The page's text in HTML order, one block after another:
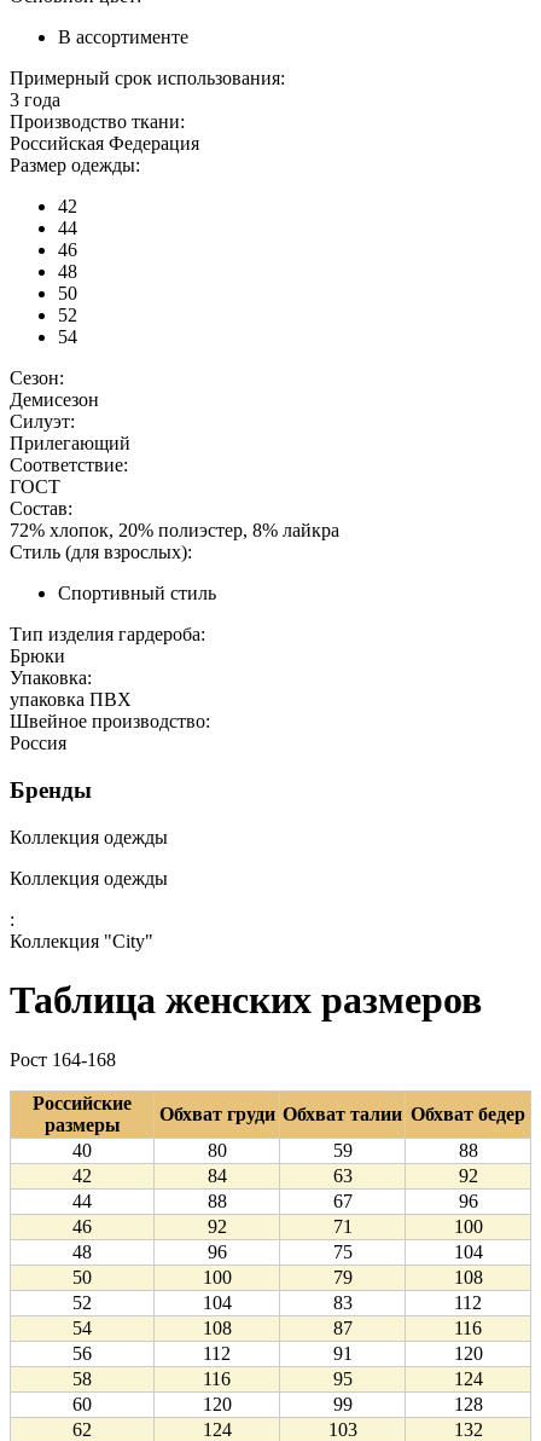
В ассортименте
Примерный срок использования:
3 года
Производство ткани:
Российская Федерация
Размер одежды:
42
44
46
48
50
52
54
Сезон:
Демисезон
Силуэт:
Прилегающий
Соответствие:
ГОСТ
Состав:
72% хлопок, 20% полиэстер, 8% лайкра
Стиль (для взрослых):
Спортивный стиль
Тип изделия гардероба:
Брюки
Упаковка:
упаковка ПВХ
Швейное производство:
Россия
Бренды
Коллекция одежды
Коллекция одежды
:
Коллекция "City"
Таблица женских размеров
Рост 164-168
Российские
размеры
Обхват груди Обхват талии Обхват бедер
40
80 59
88
42
84 63
92
44
88 67
96
46
92 71
100
48
96 75
104
50
100 79
108
52
104 83
112
54
108 87
116
56
112 91
120
58
116 95
124
60
120 99
128
62
124 103
132